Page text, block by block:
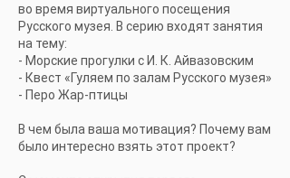
во время виртуального посещения
Русского музея. В серию входят занятия
на тему:
- Морские прогулки с И. К. Айвазовским
- Квест «Гуляем по залам Русского музея»
- Перо Жар-птицы
В чем была ваша мотивация? Почему вам
было интересно взять этот проект?